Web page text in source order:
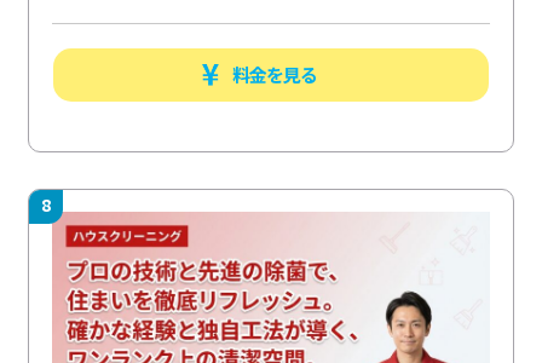
料金を見る
8